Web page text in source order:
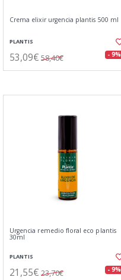
Crema elixir urgencia plantis 500 ml
PLANTIS
53,09€ 58,40€ - 9%
Urgencia remedio floral eco plantis
30ml
PLANTIS
21,55€ 23,70€ - 9%